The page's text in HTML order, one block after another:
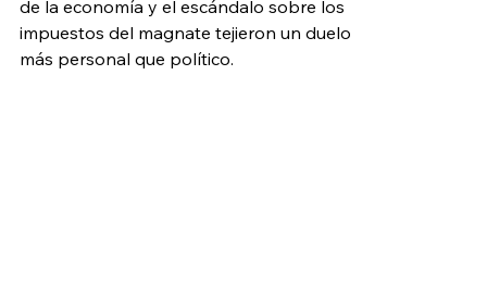
de la economía y el escándalo sobre los
impuestos del magnate tejieron un duelo
más personal que político.